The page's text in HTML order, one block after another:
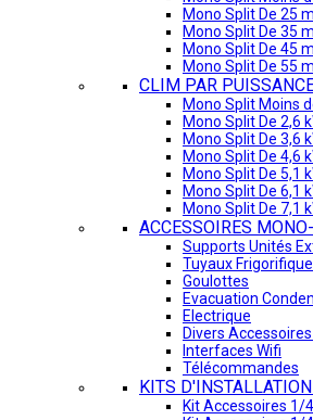
Mono Split De 25
Mono Split De 35
Mono Split De 45
Mono Split De 55
CLIM PAR
Mono Split Moins
Mono Split De 2,6
Mono Split De 3,6
Mono Split De 4,6
Mono Split De 5,1
Mono Split De 6,1
Mono Split De 7,1
ACCESSOIRES
Supports Unités
Tuyaux
Goulottes
Evacuation
Electrique
Divers
Interfaces Wifi
Télécommandes
KITS
Kit Accessoires 1/